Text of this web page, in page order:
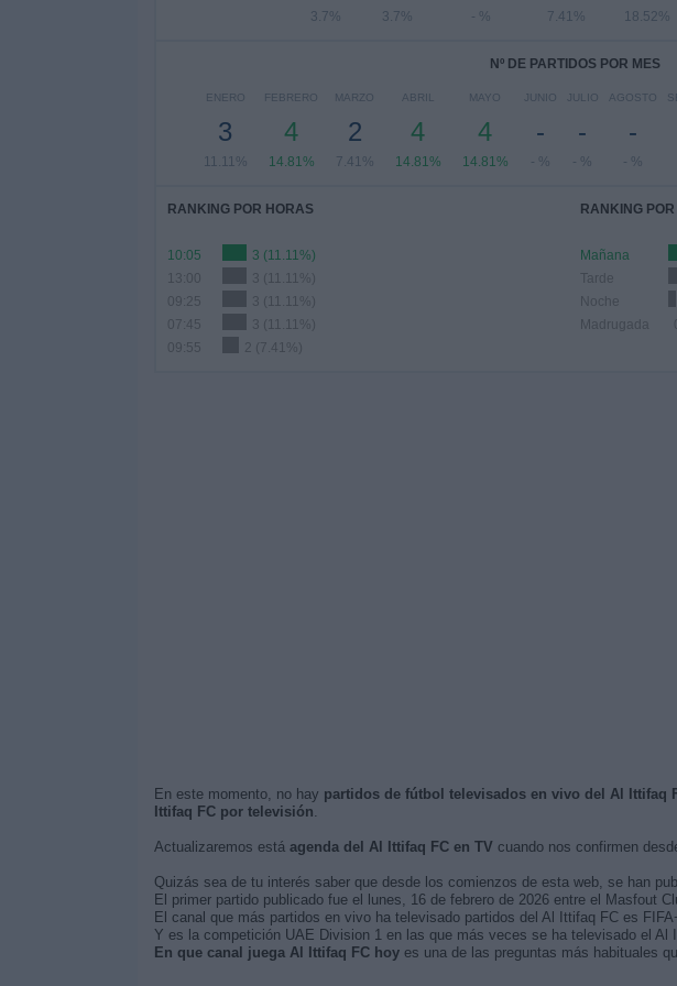
3.7% 3.7% - % 7.41% 18.52%
Nº DE PARTIDOS POR MES
ENERO
3
11.11%
FEBRERO
4
14.81%
MARZO
2
7.41%
ABRIL
4
14.81%
MAYO
4
14.81%
JUNIO
-
- %
JULIO
-
- %
AGOSTO
-
- %
RANKING POR HORAS
10:05
3 (11.11%)
13:00
3 (11.11%)
09:25
3 (11.11%)
07:45
3 (11.11%)
09:55
2 (7.41%)
RANKING
Mañana
Tarde
Noche
Madrugada
En este momento, no hay partidos de fútbol televisados en vivo del Al Ittifaq
Ittifaq FC por televisión.
Actualizaremos está agenda del Al Ittifaq FC en TV cuando nos confirmen
Quizás sea de tu interés saber que desde los comienzos de esta web, se han
El primer partido publicado fue el lunes, 16 de febrero de 2026 entre el Masfout
El canal que más partidos en vivo ha televisado partidos del Al Ittifaq FC es
Y es la competición UAE Division 1 en las que más veces se ha televisado el Al
En que canal juega Al Ittifaq FC hoyes una de las preguntas más habituales